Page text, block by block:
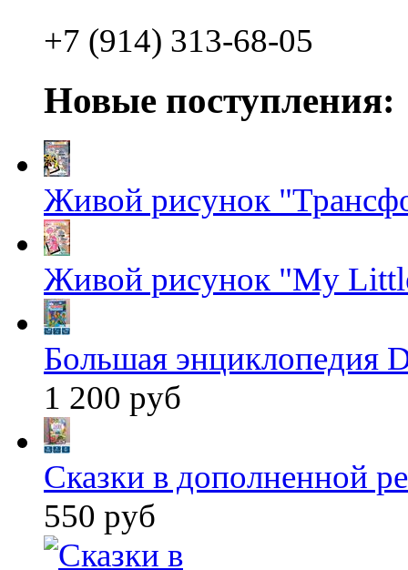
+7 (914) 313-68-05
Новые поступления:
Живой рисунок
Живой рисунок "My
Большая энциклопедия
1 200 руб
Сказки в дополненной
550 руб